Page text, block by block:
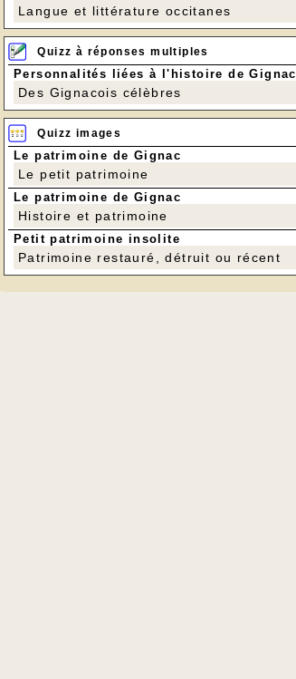
Langue et littérature occitanes
Quizz à réponses multiples
Personnalités liées à l'histoire de Gignac
Des Gignacois célèbres
Quizz images
Le patrimoine de Gignac
Le petit patrimoine
Le patrimoine de Gignac
Histoire et patrimoine
Petit patrimoine insolite
Patrimoine restauré, détruit ou récent